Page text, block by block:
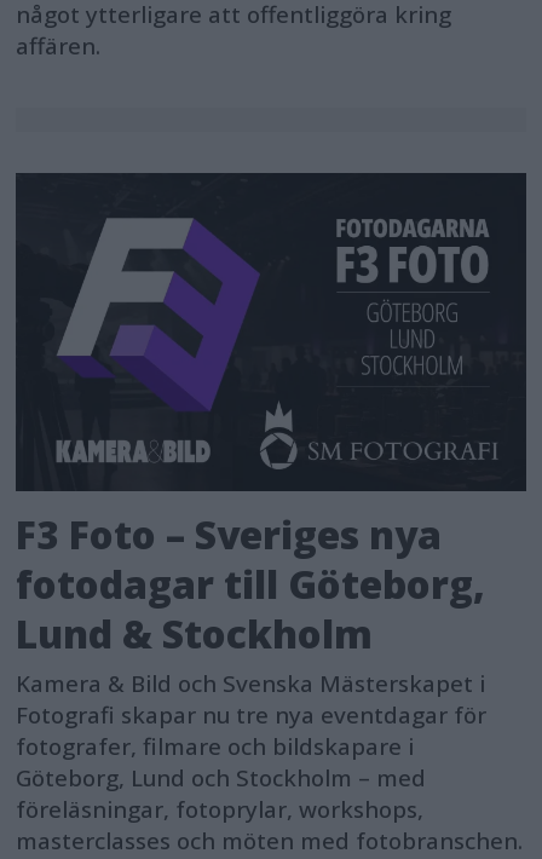
något ytterligare att offentliggöra kring
affären.
F3 Foto – Sveriges nya
fotodagar till Göteborg,
Lund & Stockholm
Kamera & Bild och Svenska Mästerskapet i
Fotografi skapar nu tre nya eventdagar för
fotografer, filmare och bildskapare i
Göteborg, Lund och Stockholm – med
föreläsningar, fotoprylar, workshops,
masterclasses och möten med fotobranschen.